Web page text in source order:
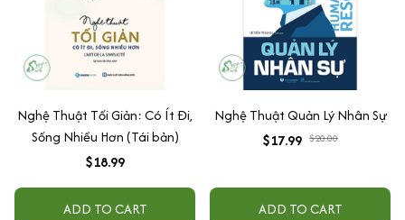
Nghệ Thuật Tối Giản: Có Ít Đi,
Sống Nhiều Hơn (Tái bản)
$18.99
ADD TO CART
Nghệ Thuật Quản Lý Nhân Sự
$17.99 $20.00
ADD TO CART